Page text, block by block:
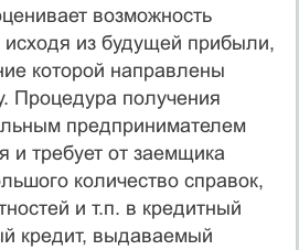
возможность
исходя из будущей прибыли,
которой направлены
Процедура получения
предпринимателем
и требует от заемщика
количество справок,
и т.п. в кредитный
кредит, выдаваемый